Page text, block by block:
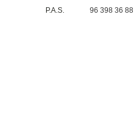
P.A.S. 96 398 36 88